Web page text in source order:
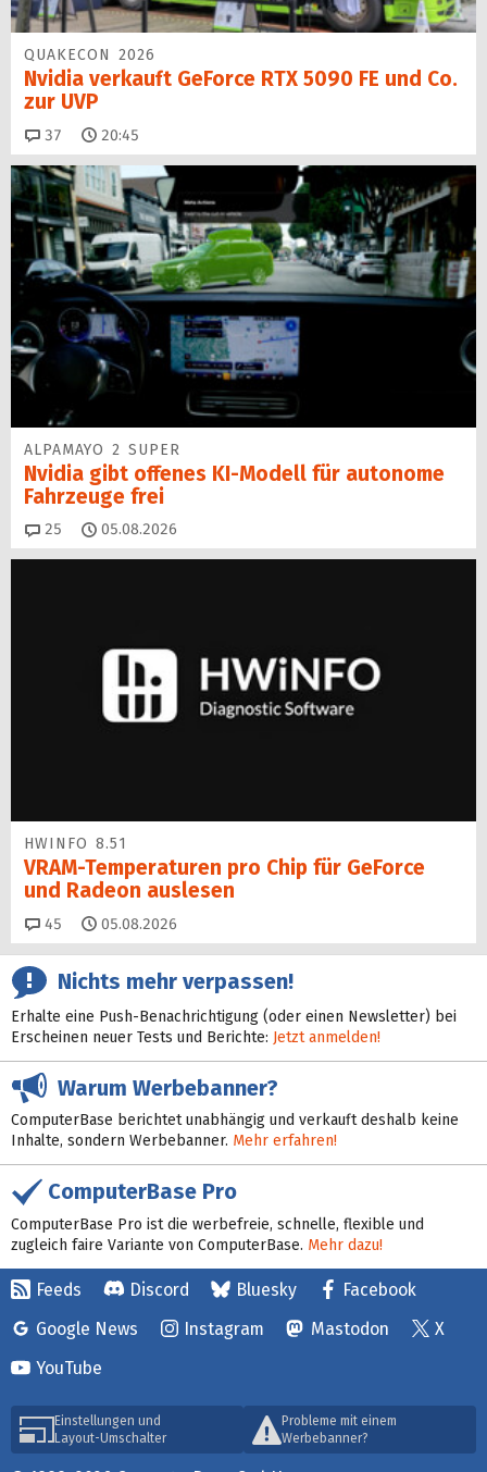
QUAKECON 2026
Nvidia verkauft GeForce RTX 5090 FE und Co.
zur UVP
37 Kommentare
20:45
ALPAMAYO 2 SUPER
Nvidia gibt offenes KI-Modell für autonome
Fahrzeuge frei
25 Kommentare
05.08.2026
HWINFO 8.51
VRAM-Temperaturen pro Chip für GeForce
und Radeon auslesen
45 Kommentare
05.08.2026
Nichts mehr verpassen!
Erhalte eine Push-Benachrichtigung (oder einen Newsletter) bei
Erscheinen neuer Tests und Berichte: Jetzt anmelden!
Warum Werbebanner?
ComputerBase berichtet unabhängig und verkauft deshalb keine
Inhalte, sondern Werbebanner. Mehr erfahren!
ComputerBase Pro
ComputerBase Pro ist die werbefreie, schnelle, flexible und
zugleich faire Variante von ComputerBase. Mehr dazu!
Feeds Discord Bluesky
Facebook
Google News
Instagram Mastodon
X
YouTube
Einstellungen und
Layout-Umschalter
Probleme mit einem
Werbebanner?